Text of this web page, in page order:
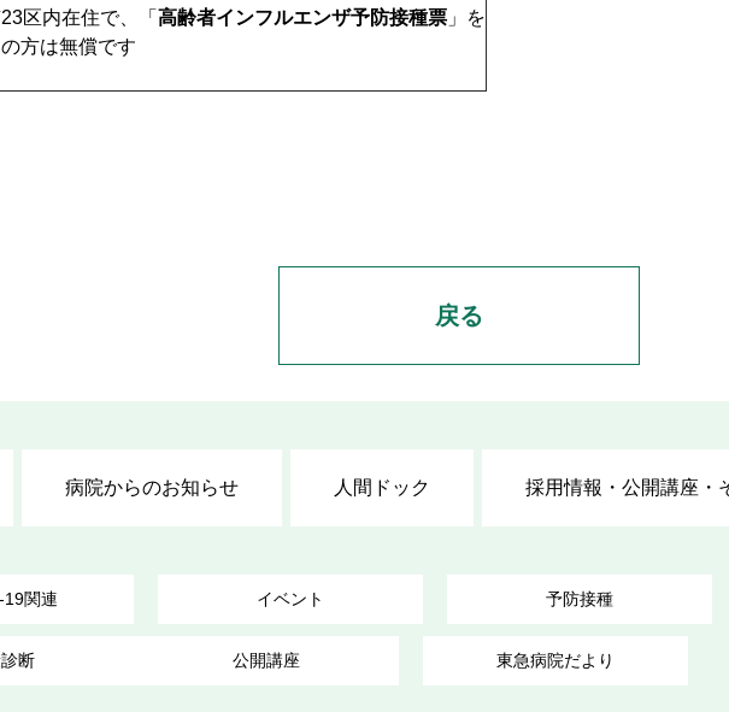
区内在住で、「 高齢者インフルエンザ予防接種票 」を
方は無償です
戻る
病院からのお知らせ 人間ドック 採用情報・公開講座・
19関連 イベント 予防接種
断 公開講座 東急病院だより